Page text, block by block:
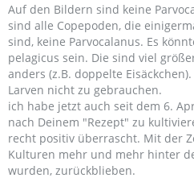
Auf den Bildern sind keine
sind alle Copepoden, die
sind, keine Parvocalanus. Es
pelagicus sein. Die sind viel
anders (z.B. doppelte
Larven nicht zu gebrauchen.
ich habe jetzt auch seit dem 6.
nach Deinem "Rezept" zu
recht positiv überrascht. Mit der
Kulturen mehr und mehr hinter
wurden, zurückblieben.